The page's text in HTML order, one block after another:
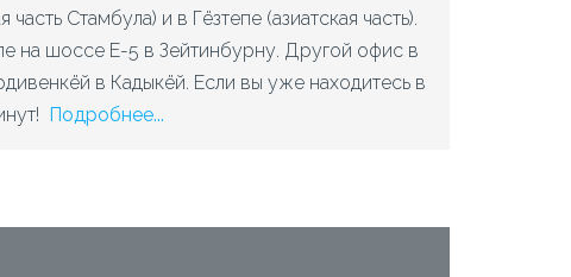
Стамбула) и в Гёзтепе (азиатская часть).
на шоссе Е-5 в Зейтинбурну. Другой офис в
в Кадыкёй. Если вы уже находитесь в
Подробнее...